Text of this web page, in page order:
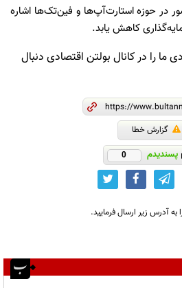
در حوزه استارت‌آپ‌ها و فین‌تک‌ها اشاره
کاهش یابد.
را در کانال بولتن اقتصادی دنبال
گزارش خطا
پسندیدم 0
آدرس زیر ارسال فرمایید.